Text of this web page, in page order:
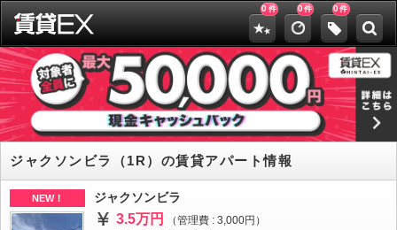
0 件 0件 0件
ジャクソンビラ（1R）の賃貸アパート情報
NEW！ ジャクソンビラ
3.5万円
（管理費 : 3,000円）